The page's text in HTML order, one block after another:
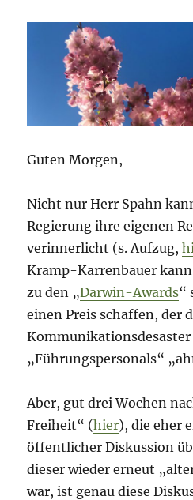
Guten Morgen,
Nicht nur Herr Spahn
Regierung ihre eigenen
verinnerlicht (s. Aufzug,
Kramp-Karrenbauer
zu den „Darwin-Awards“
einen Preis schaffen, der
Kommunikationsdesaster
„Führungspersonals“
Aber, gut drei Wochen
Freiheit“ (hier), die eher
öffentlicher Diskussion
dieser wieder erneut
war, ist genau diese